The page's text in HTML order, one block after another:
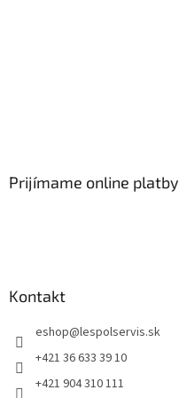
Prijímame online platby
Kontakt
eshop@lespolservis.sk
+421 36 633 39 10
+421 904 310 111